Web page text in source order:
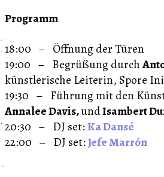
Programm
18:00 – Öffnung der Türen
19:00 – Begrüßung durch
künstlerische Leiterin, Spore
19:30 – Führung mit den
Annalee Davis,undIsambert
20:30 – DJ set:Ka Dansé
22:00 – DJ set:Jefe Marrón